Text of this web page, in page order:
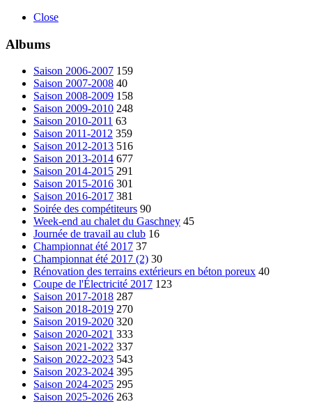
Close
Albums
Saison 2006-2007 159
Saison 2007-2008 40
Saison 2008-2009 158
Saison 2009-2010 248
Saison 2010-2011 63
Saison 2011-2012 359
Saison 2012-2013 516
Saison 2013-2014 677
Saison 2014-2015 291
Saison 2015-2016 301
Saison 2016-2017 381
Soirée des compétiteurs 90
Week-end au chalet du Gaschney 45
Journée de travail au club 16
Championnat été 2017 37
Championnat été 2017 (2) 30
Rénovation des terrains extérieurs en béton poreux 40
Coupe de l'Électricité 2017 123
Saison 2017-2018 287
Saison 2018-2019 270
Saison 2019-2020 320
Saison 2020-2021 333
Saison 2021-2022 337
Saison 2022-2023 543
Saison 2023-2024 395
Saison 2024-2025 295
Saison 2025-2026 263